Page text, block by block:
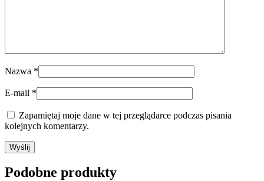
Nazwa *
E-mail *
Zapamiętaj moje dane w tej przeglądarce podczas pisania
kolejnych komentarzy.
Podobne produkty